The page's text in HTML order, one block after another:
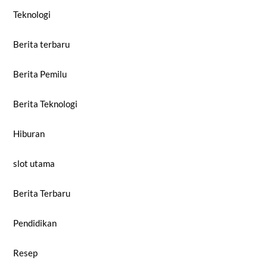
Teknologi
Berita terbaru
Berita Pemilu
Berita Teknologi
Hiburan
slot utama
Berita Terbaru
Pendidikan
Resep